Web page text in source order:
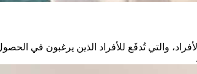
والتي تُدفَع للأفراد الذين يرغبون في